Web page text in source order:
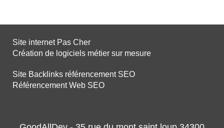
Site internet Pas Cher
Création de logiciels métier sur mesure
Site Backlinks référencement SEO
Référencement Web SEO